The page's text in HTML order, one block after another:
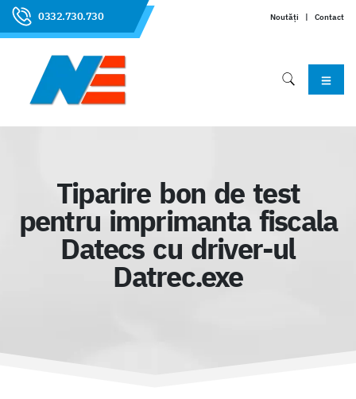
0332.730.730 Noutăți | Contact
Tiparire bon de test
pentru imprimanta fiscala
Datecs cu driver-ul
Datrec.exe